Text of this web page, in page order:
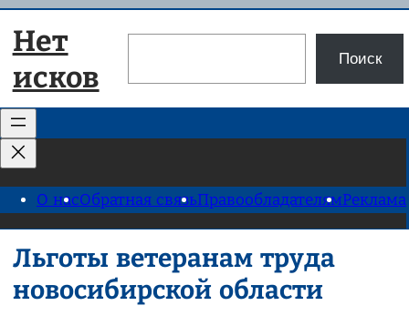
Перейти
Нет
исков
Поиск
О насОбратная связьПравообладателямРеклама
Льготы ветеранам труда
новосибирской области